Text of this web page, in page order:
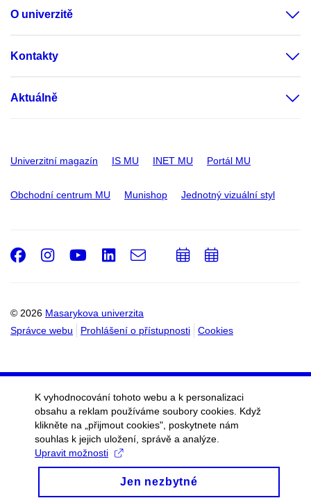
O univerzitě
Kontakty
Aktuálně
Univerzitní magazín IS MU INET MU Portál MU
Obchodní centrum MU Munishop Jednotný vizuální styl
© 2026 Masarykova univerzita
Správce webu
Prohlášení o přístupnosti Cookies
Facebook
Instagram
Youtube
LinkedIn
e-
PřidatPřidat
K vyhodnocování tohoto webu a k personalizaci
obsahu a reklam používáme soubory cookies. Když
klikněte na „přijmout cookies", poskytnete nám
souhlas k jejich uložení, správě a analýze.
Upravit možnosti
Jen nezbytné